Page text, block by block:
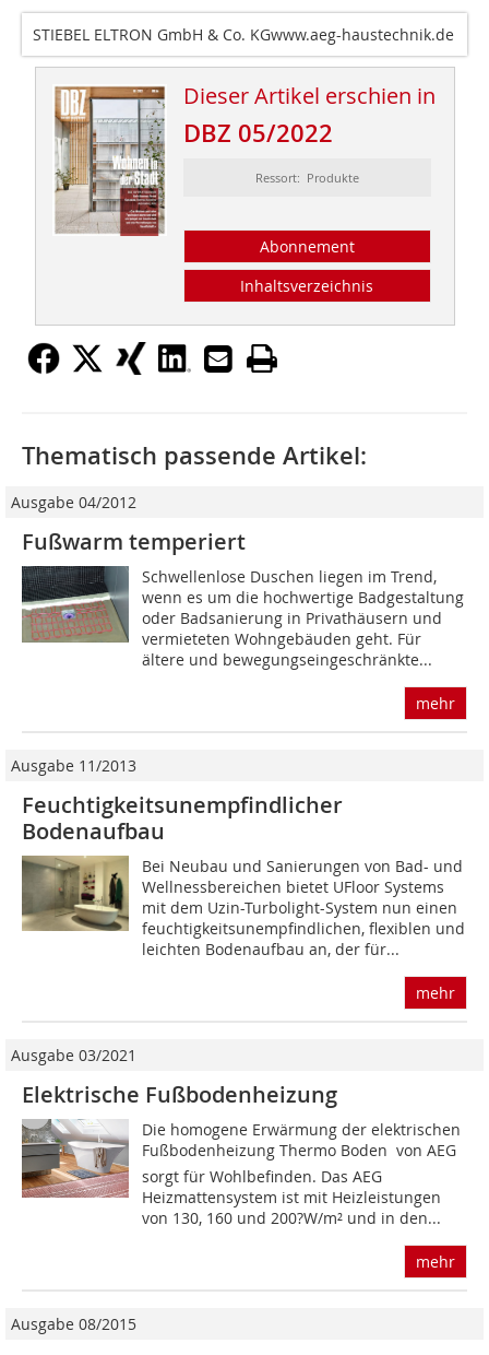
STIEBEL ELTRON GmbH & Co. KGwww.aeg-haustechnik.de
Dieser Artikel erschien in
DBZ 05/2022
Ressort: Produkte
Abonnement
Inhaltsverzeichnis
Thematisch passende Artikel:
Ausgabe 04/2012
Fußwarm temperiert
Schwellenlose Duschen liegen im Trend,
wenn es um die hochwertige Badgestaltung
oder Badsanierung in Privathäusern und
vermieteten Wohngebäuden geht. Für
ältere und bewegungseingeschränkte...
mehr
Ausgabe 11/2013
Feuchtigkeitsunempfindlicher
Bodenaufbau
Bei Neubau und Sanierungen von Bad- und
Wellnessbereichen bietet UFloor Systems
mit dem Uzin-Turbolight-System nun einen
feuchtigkeitsunempfindlichen, flexiblen und
leichten Bodenaufbau an, der für...
mehr
Ausgabe 03/2021
Elektrische Fußbodenheizung
Die homogene Erwärmung der elektrischen
Fußbodenheizung Thermo Boden von AEG
sorgt für Wohlbefinden. Das AEG
Heizmattensystem ist mit Heizleistungen
von 130, 160 und 200?W/m² und in den...
mehr
Ausgabe 08/2015